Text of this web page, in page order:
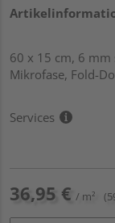
60 x 15 cm, 6
Mikrofase, Fold-
Services
36,95 € / m²